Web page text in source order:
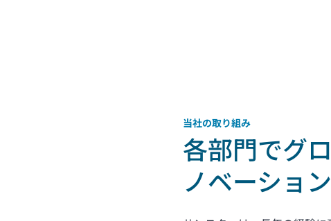
当社の取り組み
各部門でグ
ノベーショ